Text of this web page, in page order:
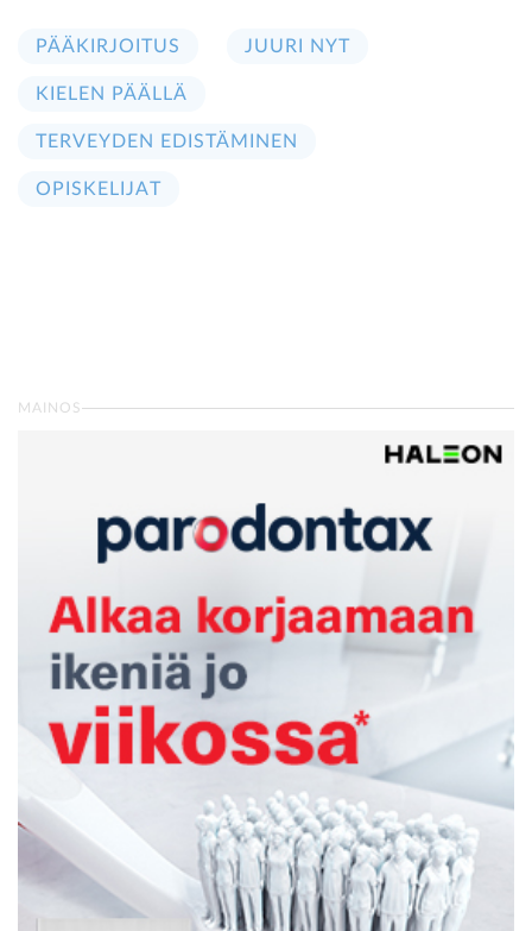
PÄÄKIRJOITUS JUURI NYT
KIELEN PÄÄLLÄ
TERVEYDEN EDISTÄMINEN
OPISKELIJAT
MAINOS